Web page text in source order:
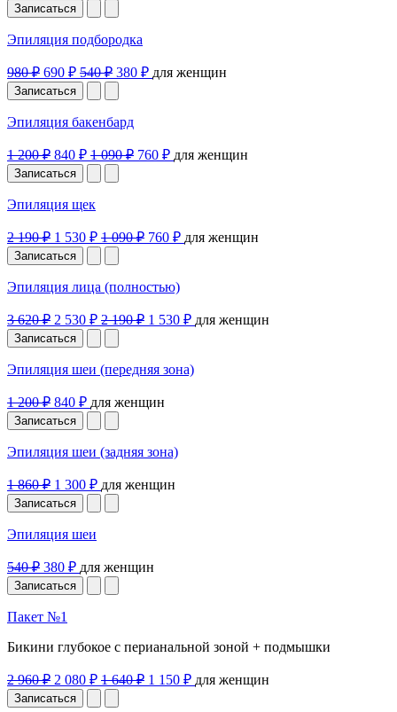
Записаться
Эпиляция подбородка
980 ₽ 690 ₽ 540 ₽ 380 ₽ для женщин
Записаться
Эпиляция бакенбард
1 200 ₽ 840 ₽ 1 090 ₽ 760 ₽ для женщин
Записаться
Эпиляция щек
2 190 ₽ 1 530 ₽ 1 090 ₽ 760 ₽ для женщин
Записаться
Эпиляция лица (полностью)
3 620 ₽ 2 530 ₽ 2 190 ₽ 1 530 ₽ для женщин
Записаться
Эпиляция шеи (передняя зона)
1 200 ₽ 840 ₽ для женщин
Записаться
Эпиляция шеи (задняя зона)
1 860 ₽ 1 300 ₽ для женщин
Записаться
Эпиляция шеи
540 ₽ 380 ₽ для женщин
Записаться
Пакет №1
Бикини глубокое с перианальной зоной + подмышки
2 960 ₽ 2 080 ₽ 1 640 ₽ 1 150 ₽ для женщин
Записаться